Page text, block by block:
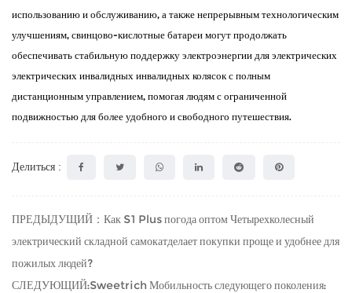
использованию и обслуживанию, а также непрерывным технологическим
улучшениям, свинцово-кислотные батареи могут продолжать
обеспечивать стабильную поддержку электроэнергии для электрических
электрических инвалидных инвалидных колясок с полным
дистанционным управлением, помогая людям с ограниченной
подвижностью для более удобного и свободного путешествия.
Делиться :
ПРЕДЫДУЩИЙ：Как S1 Plus погода оптом Четырехколесный
электрический складной самокатделает покупки проще и удобнее для
пожилых людей? ​
СЛЕДУЮЩИЙ:Sweetrich Мобильность следующего поколения: